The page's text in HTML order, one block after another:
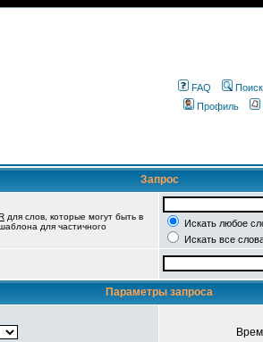
FAQ Поиск
Профиль
Запрос
для слов, которые могут быть в
для частичного
Искать любое
Искать все
Параметры запроса